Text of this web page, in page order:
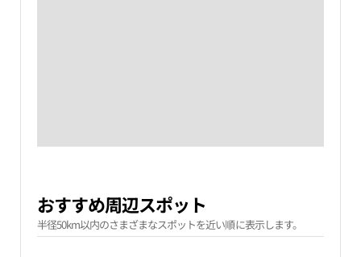
おすすめ周辺スポット
半径50km以内のさまざまなスポットを近い順に表示します。